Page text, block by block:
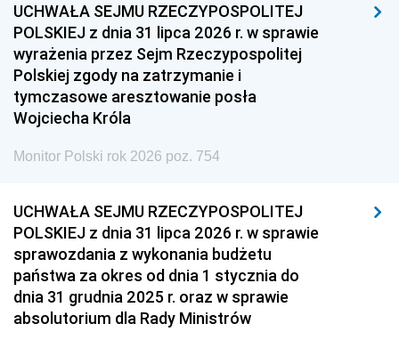
UCHWAŁA SEJMU RZECZYPOSPOLITEJ
POLSKIEJ z dnia 31 lipca 2026 r. w sprawie
wyrażenia przez Sejm Rzeczypospolitej
Polskiej zgody na zatrzymanie i
tymczasowe aresztowanie posła
Wojciecha Króla
Monitor Polski rok 2026 poz. 754
UCHWAŁA SEJMU RZECZYPOSPOLITEJ
POLSKIEJ z dnia 31 lipca 2026 r. w sprawie
sprawozdania z wykonania budżetu
państwa za okres od dnia 1 stycznia do
dnia 31 grudnia 2025 r. oraz w sprawie
absolutorium dla Rady Ministrów